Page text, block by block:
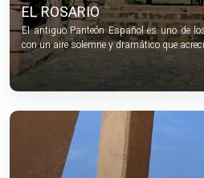
EL ROSARIO
El antiguo Panteón Español es uno de
con un aire solemne y dramático que